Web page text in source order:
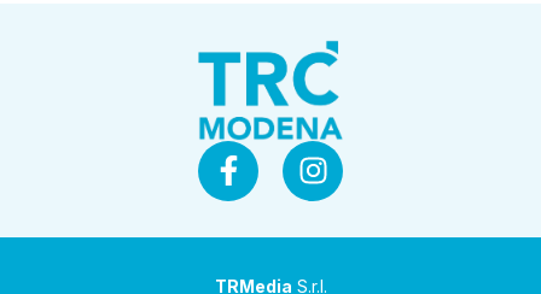
TRMedia S.r.l.